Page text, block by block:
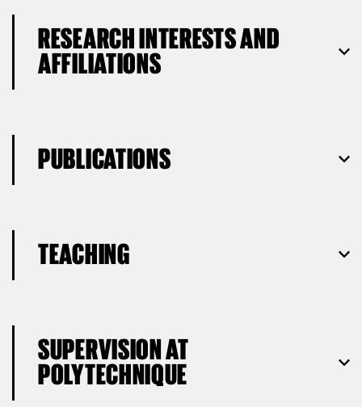
RESEARCH INTERESTS AND
AFFILIATIONS
PUBLICATIONS
TEACHING
SUPERVISION AT
POLYTECHNIQUE